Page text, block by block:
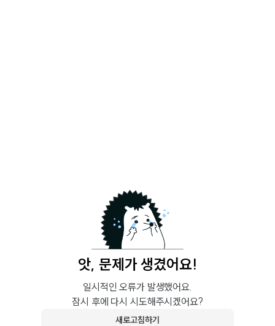
앗, 문제가 생겼어요!
일시적인 오류가 발생했어요.
잠시 후에 다시 시도해주시겠어요?
새로고침하기